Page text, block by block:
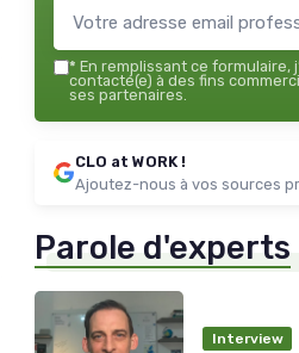
* En remplissant ce formulaire,
contacté(e) à des fins
ses partenaires.
CLO at WORK !
Ajoutez-nous à vos sources
Parole d'experts
Interview